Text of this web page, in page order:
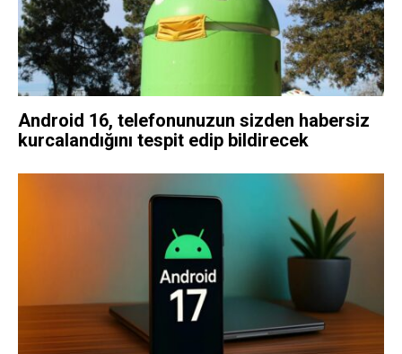
Android 16, telefonunuzun sizden habersiz
kurcalandığını tespit edip bildirecek